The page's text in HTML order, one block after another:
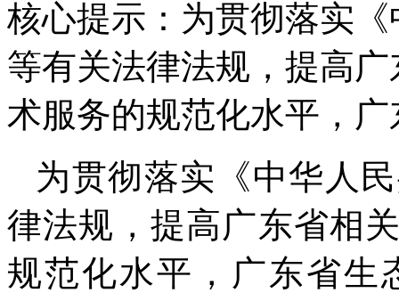
核心提示：为贯彻落实
等有关法律法规，提高
术服务的规范化水平，
为贯彻落实《中华人
律法规，提高广东省相
规范化水平，广东省生